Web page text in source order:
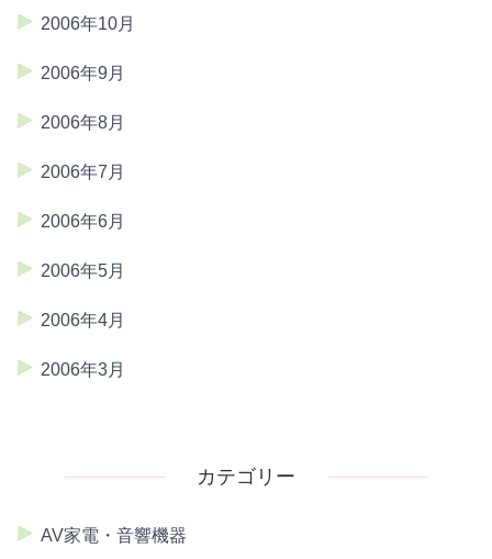
2006年10月
2006年9月
2006年8月
2006年7月
2006年6月
2006年5月
2006年4月
2006年3月
カテゴリー
AV家電・音響機器